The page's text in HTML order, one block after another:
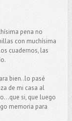
pena no
con muchísima
cuadernos, las
bien..lo pasé
de mi casa al
si, que luego
memoria para